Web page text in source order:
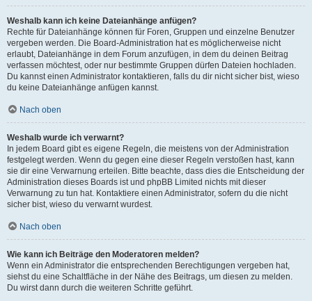
Weshalb kann ich keine Dateianhänge anfügen?
Rechte für Dateianhänge können für Foren, Gruppen und einzelne Benutzer
vergeben werden. Die Board-Administration hat es möglicherweise nicht
erlaubt, Dateianhänge in dem Forum anzufügen, in dem du deinen Beitrag
verfassen möchtest, oder nur bestimmte Gruppen dürfen Dateien hochladen.
Du kannst einen Administrator kontaktieren, falls du dir nicht sicher bist, wieso
du keine Dateianhänge anfügen kannst.
Nach oben
Weshalb wurde ich verwarnt?
In jedem Board gibt es eigene Regeln, die meistens von der Administration
festgelegt werden. Wenn du gegen eine dieser Regeln verstoßen hast, kann
sie dir eine Verwarnung erteilen. Bitte beachte, dass dies die Entscheidung der
Administration dieses Boards ist und phpBB Limited nichts mit dieser
Verwarnung zu tun hat. Kontaktiere einen Administrator, sofern du die nicht
sicher bist, wieso du verwarnt wurdest.
Nach oben
Wie kann ich Beiträge den Moderatoren melden?
Wenn ein Administrator die entsprechenden Berechtigungen vergeben hat,
siehst du eine Schaltfläche in der Nähe des Beitrags, um diesen zu melden.
Du wirst dann durch die weiteren Schritte geführt.